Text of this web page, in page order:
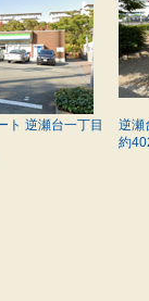
ト 逆瀬台一丁目
逆瀬
約